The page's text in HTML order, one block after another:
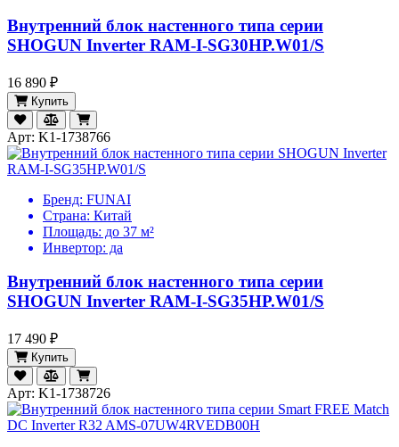
Внутренний блок настенного типа серии
SHOGUN Inverter RAM-I-SG30HP.W01/S
16 890 ₽
Купить
Арт: K1-1738766
Бренд: FUNAI
Страна: Китай
Площадь: до 37 м²
Инвертор: да
Внутренний блок настенного типа серии
SHOGUN Inverter RAM-I-SG35HP.W01/S
17 490 ₽
Купить
Арт: K1-1738726